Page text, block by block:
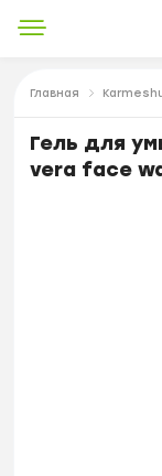
Главная
Гель для
vera face